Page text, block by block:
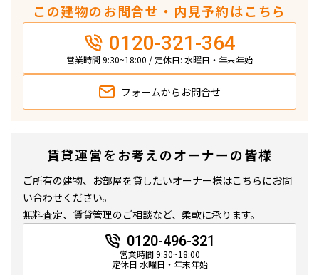
218,000円30,000円
1.0ヶ月 無
1LDK37.36㎡
三井の賃貸
4階４０７
224,000円 30,000円
1.0ヶ月 無
この建物のお問合せ・内見予約はこちら
0120-321-364
営業時間 9:30~18:00 / 定休日: 水曜日・年末年始
フォームから お問合せ
賃貸運営をお考えのオーナーの皆様
ご所有の建物、お部屋を貸したいオーナー様はこちらにお問
い合わせください。
無料査定、賃貸管理のご相談など、柔軟に承ります。
0120-496-321
営業時間 9:30~18:00
定休日 水曜日・年末年始